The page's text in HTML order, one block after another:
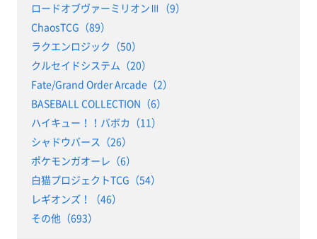
ロードオブヴァーミリオンⅢ（9）
ChaosTCG（89）
ラクエンロジック（50）
クルセイドシステム（20）
Fate/Grand Order Arcade（2）
BASEBALL COLLECTION（6）
ハイキュー！！バボカ（11）
シャドウバース（26）
ポケモンガオーレ（6）
白猫プロジェクトTCG（54）
レギオンズ！（46）
その他（693）